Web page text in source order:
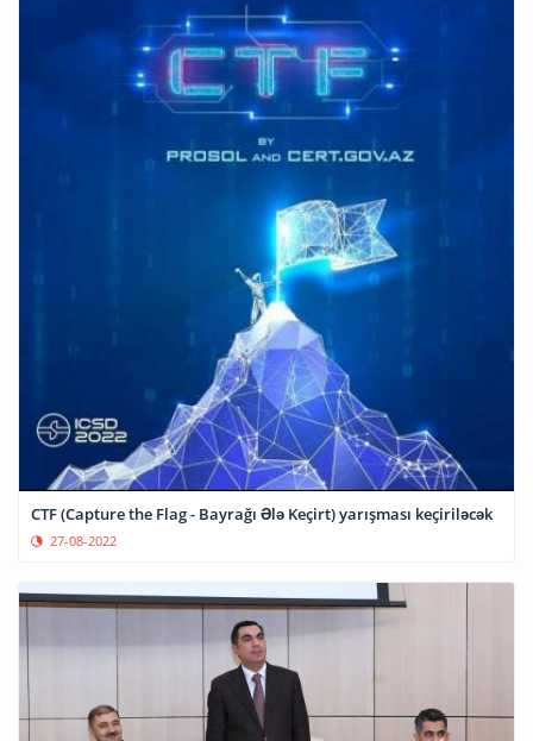
CTF (Capture the Flag - Bayrağı Ələ Keçirt) yarışması keçiriləcək
27-08-2022